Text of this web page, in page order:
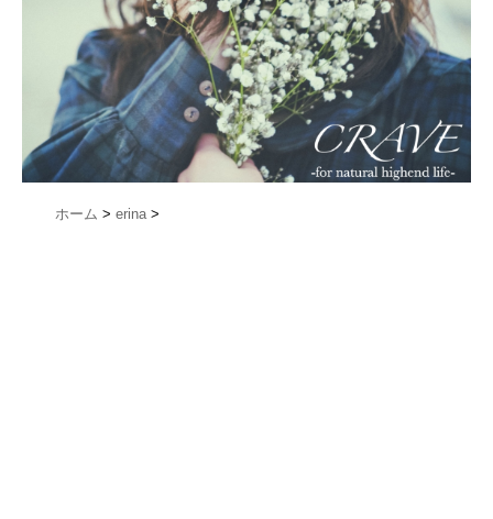
ホーム > erina >